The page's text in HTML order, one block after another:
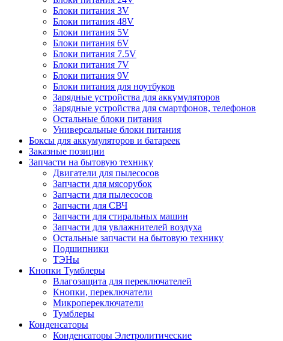
Блоки питания 3V
Блоки питания 48V
Блоки питания 5V
Блоки питания 6V
Блоки питания 7.5V
Блоки питания 7V
Блоки питания 9V
Блоки питания для ноутбуков
Зарядные устройства для аккумуляторов
Зарядные устройства для смартфонов, телефонов
Остальные блоки питания
Универсальные блоки питания
Боксы для аккумуляторов и батареек
Заказные позиции
Запчасти на бытовую технику
Двигатели для пылесосов
Запчасти для мясорубок
Запчасти для пылесосов
Запчасти для СВЧ
Запчасти для стиральных машин
Запчасти для увлажнителей воздуха
Остальные запчасти на бытовую технику
Подшипники
ТЭНы
Кнопки Тумблеры
Влагозащита для переключателей
Кнопки, переключатели
Микропереключатели
Тумблеры
Конденсаторы
Конденсаторы Элетролитические